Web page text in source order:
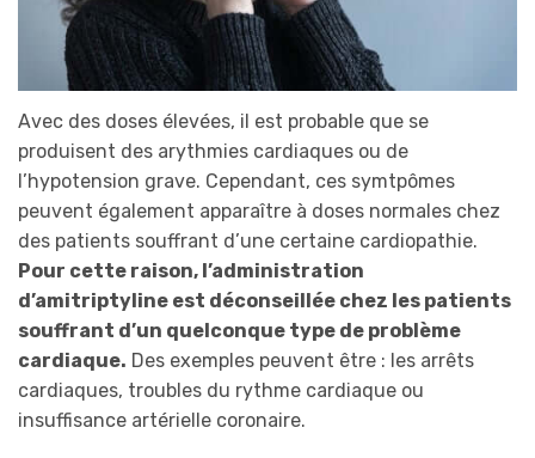
Avec des doses élevées, il est probable que se
produisent des arythmies cardiaques ou de
l’hypotension grave. Cependant, ces symtpômes
peuvent également apparaître à doses normales chez
des patients souffrant d’une certaine cardiopathie.
Pour cette raison, l’administration
d’amitriptyline est déconseillée chez les patients
souffrant d’un quelconque type de problème
cardiaque. Des exemples peuvent être : les arrêts
cardiaques, troubles du rythme cardiaque ou
insuffisance artérielle coronaire.